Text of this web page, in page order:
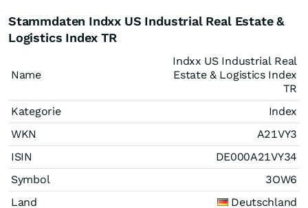
Stammdaten Indxx US Industrial Real Estate &
Logistics Index TR
Name
Indxx US Industrial Real
Estate & Logistics Index
TR
Kategorie
Index
WKN
A21VY3
ISIN
DE000A21VY34
Symbol
3OW6
Land
Deutschland